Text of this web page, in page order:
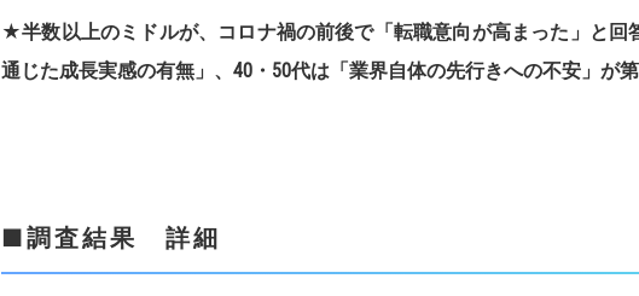
★半数以上のミドルが、コロナ禍の前後で「転職意向が高まった」と回
通じた成長実感の有無」 、 40 ・ 50代は「業界自体の先行きへの不安」が第
■調査結果 詳細